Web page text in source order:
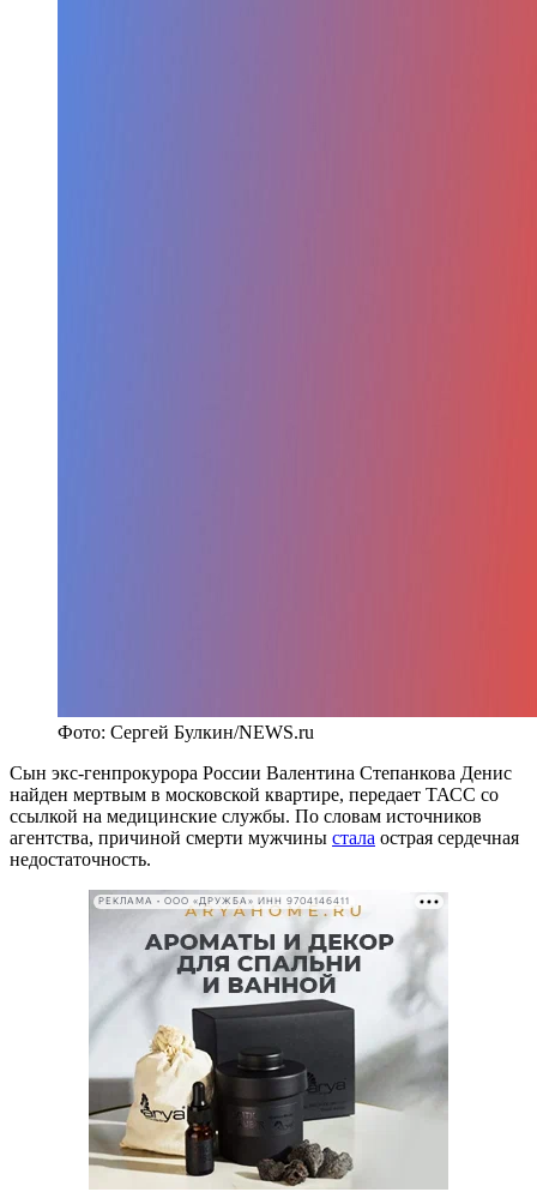
Фото: Сергей Булкин/NEWS.ru
Сын экс-генпрокурора России Валентина Степанкова Денис
найден мертвым в московской квартире, передает ТАСС со
ссылкой на медицинские службы. По словам источников
агентства, причиной смерти мужчины стала острая сердечная
недостаточность.
РЕКЛАМА • ООО «ДРУЖБА» ИНН 9704146411